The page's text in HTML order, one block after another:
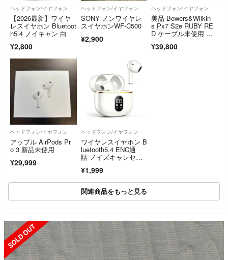
ヘッドフォン/イヤフォン
【2026最新】ワイヤ
レスイヤホン Bluetoot
h5.4 ノイキャン 白
¥2,800
ヘッドフォン/イヤフォン
SONY ノンワイヤレ
スイヤホンWF-C500
¥2,900
ヘッドフォン/イヤフォン
美品 Bowers&Wilkin
s Px7 S2e RUBY RE
D ケーブル未使用 付
¥39,800
ヘッドフォン/イヤフォン
アップル AirPods Pr
o 3 新品未使用
¥29,999
ヘッドフォン/イヤフォン
ワイヤレスイヤホン B
luetooth5.4 ENC通
話 ノイズキャンセリ
¥1,999
関連商品をもっと見る
SOLD OUT